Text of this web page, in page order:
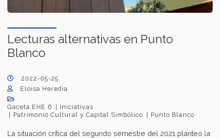
Lecturas alternativas en Punto
Blanco
2022-05-25
Eloisa Heredia
Gaceta EHE 6
Iniciativas
Patrimonio Cultural y Capital Simbólico
Punto Blanco
La situación crítica del segundo semestre del 2021 planteó la